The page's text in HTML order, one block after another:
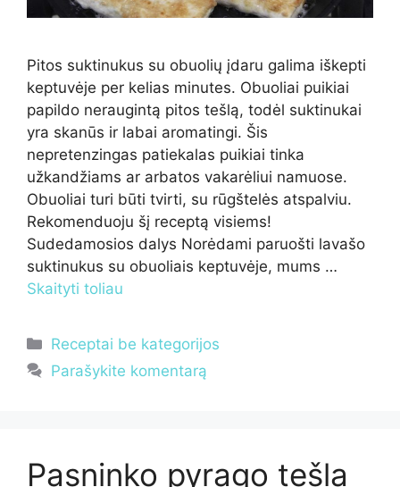
Pitos suktinukus su obuolių įdaru galima iškepti
keptuvėje per kelias minutes. Obuoliai puikiai
papildo neraugintą pitos tešlą, todėl suktinukai
yra skanūs ir labai aromatingi. Šis
nepretenzingas patiekalas puikiai tinka
užkandžiams ar arbatos vakarėliui namuose.
Obuoliai turi būti tvirti, su rūgštelės atspalviu.
Rekomenduoju šį receptą visiems!
Sudedamosios dalys Norėdami paruošti lavašo
suktinukus su obuoliais keptuvėje, mums …
Skaityti toliau
Kategorijos
Receptai be kategorijos
Parašykite komentarą
Pasninko pyrago tešla